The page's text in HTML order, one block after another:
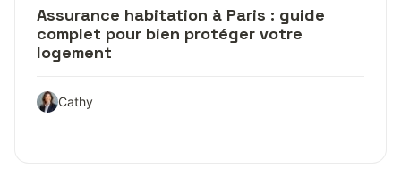
Assurance habitation à Paris : guide
complet pour bien protéger votre
logement
Cathy